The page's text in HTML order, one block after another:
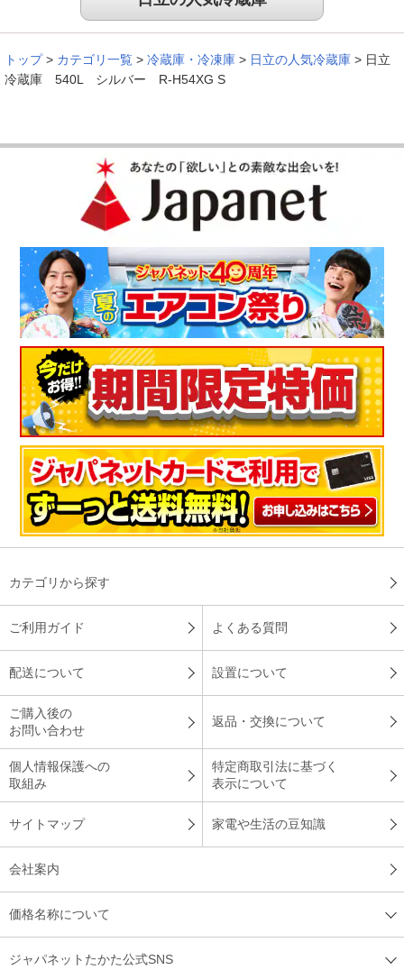
（埼玉県70代
野菜が長持ちする！
ったほうれん草が無傷で、使うことができたことです。冷蔵庫
内の温度も低く、何だか守られているな！って感じです。
（新潟県60代
年末年始のまとめ買いにも対応！
年末年始の買い出しのため少し容量の大きい冷蔵庫にしました
が、以前よりたくさん入れられたので良かったです。
（京都府50代K.N様）
物が探しやすく重宝しています！
これまで使用していた冷蔵庫から容量が３０リットル増えたこ
ともあり、収納にゆとりが生まれ、探し物の時間ロスがなくな
り大変重宝しています。
（東京都60代T.S様）
３段冷凍室でたっぷり入る
入ってます。
※ 「お客様の声」は実際にご購入されたお客様からのご意見を掲載しておりま
※商品により、同一シリーズをご購入された方の声を含みます。
トップ > カテゴリ一覧 > 冷蔵庫・冷凍庫 > 日立の人気冷蔵庫 > 日立
冷蔵庫 540L シルバー R-H54XG S
カテゴリから探す
ご利用ガイド よくある質問
配送について 設置について
ご購入後の
お問い合わせ
返品・交換について
個人情報保護への
取組み
特定商取引法に基づく
表示について
サイトマップ 家電や生活の豆知識
会社案内
価格名称について
ジャパネットたかた公式SNS